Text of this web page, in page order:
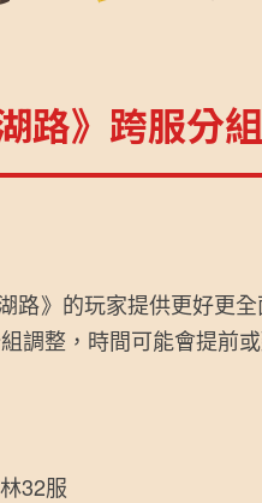
路》跨服分
》的玩家提供更好更全
調整，時間可能會提前
32服